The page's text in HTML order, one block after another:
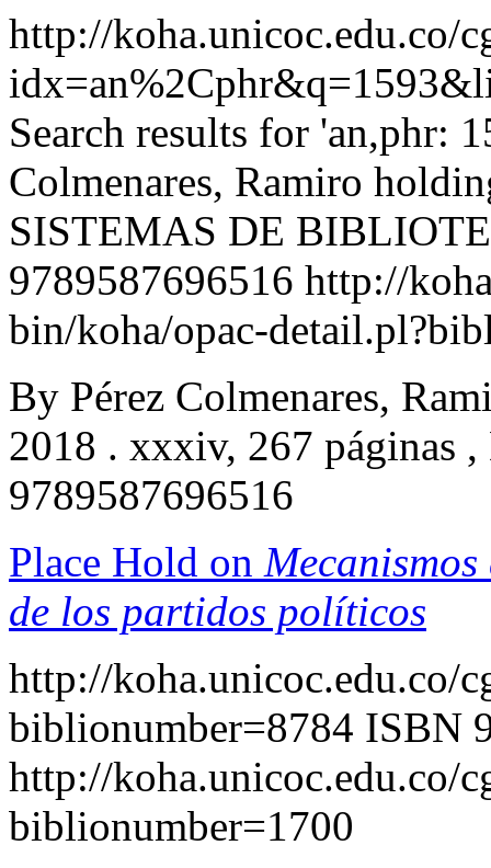
http://koha.unicoc.edu.co/
Search results for 'an,phr:
Colmenares, Ramiro
SISTEMAS DE
9789587696516 http://
bin/koha/opac-
By Pérez Colmenares,
2018 . xxxiv, 267 páginas ,
9789587696516
Place Hold on
de los partidos políticos
http://koha.unicoc.edu.co/
biblionumber=8784 ISBN
http://koha.unicoc.edu.co/
biblionumber=1700